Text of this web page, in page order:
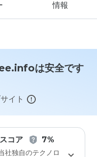
情報
は安全です
イト
コア 7%
社独自のテクノロ